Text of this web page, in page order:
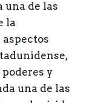
una de las
la
y
una de las